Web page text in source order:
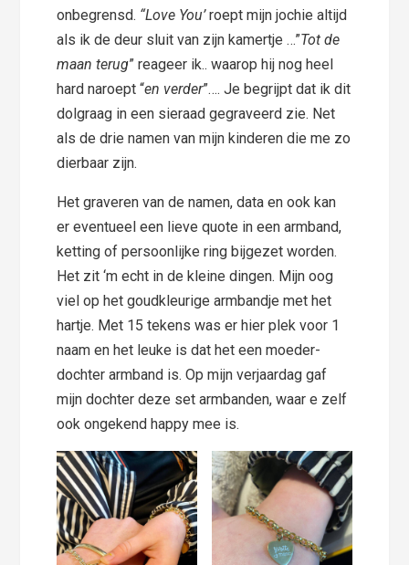
onbegrensd. “Love You’roept mijn jochie altijd
als ik de deur sluit van zijn kamertje …”Tot de
maan terug” reageer ik.. waarop hij nog heel
hard naroept “en verder”…. Je begrijpt dat ik dit
dolgraag in een sieraad gegraveerd zie. Net
als de drie namen van mijn kinderen die me zo
dierbaar zijn.
Het graveren van de namen, data en ook kan
er eventueel een lieve quote in een armband,
ketting of persoonlijke ring bijgezet worden.
Het zit ‘m echt in de kleine dingen. Mijn oog
viel op het goudkleurige armbandje met het
hartje. Met 15 tekens was er hier plek voor 1
naam en het leuke is dat het een moeder-
dochter armband is. Op mijn verjaardag gaf
mijn dochter deze set armbanden, waar e zelf
ook ongekend happy mee is.